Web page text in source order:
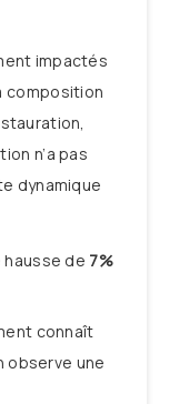
impactés
composition
n’a pas
dynamique
de 7%
connaît
observe une